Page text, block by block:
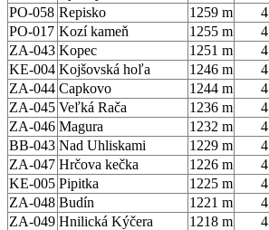
PO-058 Repisko 1259 m 4
PO-017 Kozí kameň 1255 m 4
ZA-043 Kopec 1251 m 4
KE-004 Kojšovská hoľa 1246 m 4
ZA-044 Capkovo 1244 m 4
ZA-045 Veľká Rača 1236 m 4
ZA-046 Magura 1232 m 4
BB-043 Nad Uhliskami 1229 m 4
ZA-047 Hrčova kečka 1226 m 4
KE-005 Pipitka 1225 m 4
ZA-048 Budín 1221 m 4
ZA-049 Hnilická Kýčera 1218 m 4